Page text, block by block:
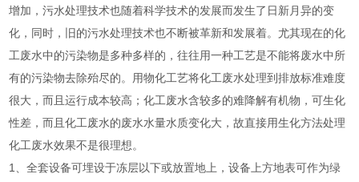
增加，污水处理技术也随着科学技术的发展而发生了日新月异的变
化，同时，旧的污水处理技术也不断被革新和发展着。尤其现在的化
工废水中的污染物是多种多样的，往往用一种工艺是不能将废水中所
有的污染物去除殆尽的。用物化工艺将化工废水处理到排放标准难度
很大，而且运行成本较高；化工废水含较多的难降解有机物，可生化
性差，而且化工废水的废水水量水质变化大，故直接用生化方法处理
化工废水效果不是很理想。
1、全套设备可埋设于冻层以下或放置地上，设备上方地表可作为绿